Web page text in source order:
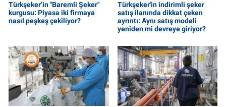
Türkşeker’in "Baremli Şeker"
kurgusu: Piyasa iki firmaya
nasıl peşkeş çekiliyor?
Türkşeker'in indirimli şeker
satış ilanında dikkat çeken
ayrıntı: Aynı satış modeli
yeniden mi devreye giriyor?